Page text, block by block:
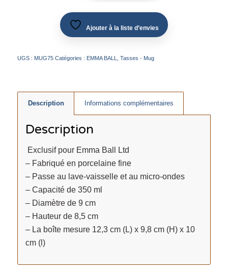
Ajouter à la liste d’envies
UGS : MUG75 Catégories : EMMA BALL, Tasses - Mug
Description Informations complémentaires
Description
Exclusif pour Emma Ball Ltd
– Fabriqué en porcelaine fine
– Passe au lave-vaisselle et au micro-ondes
– Capacité de 350 ml
– Diamètre de 9 cm
– Hauteur de 8,5 cm
– La boîte mesure 12,3 cm (L) x 9,8 cm (H) x 10
cm (l)